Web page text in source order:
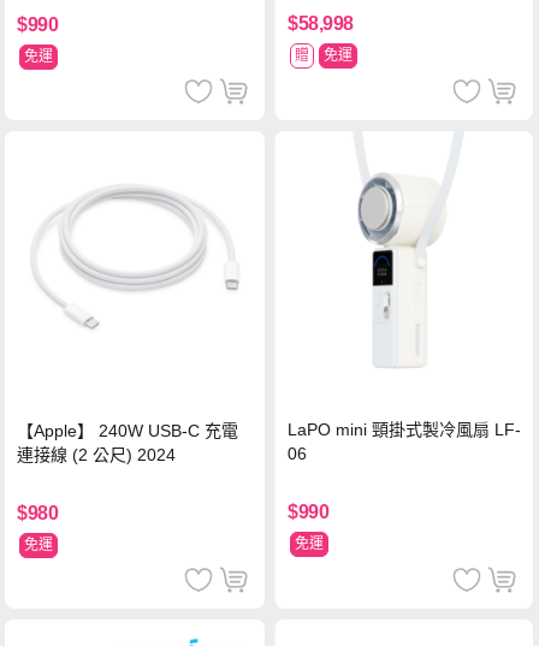
$990
免運
$58,998
贈 免運
【Apple】 240W USB-C 充電
連接線 (2 公尺) 2024
$980
免運
LaPO mini 頸掛式製冷風扇 LF-
06
$990
免運